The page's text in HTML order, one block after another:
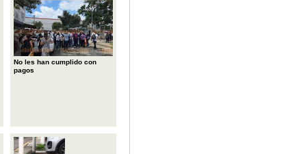
No les han cumplido con
pagos